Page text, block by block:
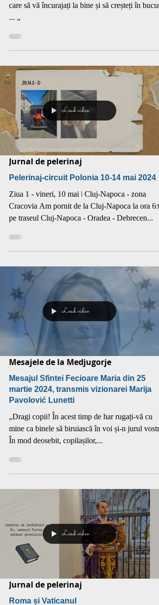
care să vă încurajați la bine și să creșteți în
... „
Load video
Jurnal de pelerinaj
Pelerinaj-circuit Polonia 10-14 mai 2024
Ziua 1 - vineri, 10 mai ǀ Cluj-Napoca - zona
Cracovia Am pornit de la Cluj-Napoca la ora
pe traseul Cluj-Napoca - Oradea - Debrecen...
Load video
Mesajele de la Medjugorje
Mesajul Sfintei Fecioare Maria din 25
martie 2024, transmis vizionarei Marija
Pavolović Lunetti
„Dragi copii! În acest timp de har rugați-vă cu
mine ca binele să biruiască în voi și-n jurul
În mod deosebit, copilașilor,...
Load video
Jurnal de pelerinaj
Roma și Vaticanul